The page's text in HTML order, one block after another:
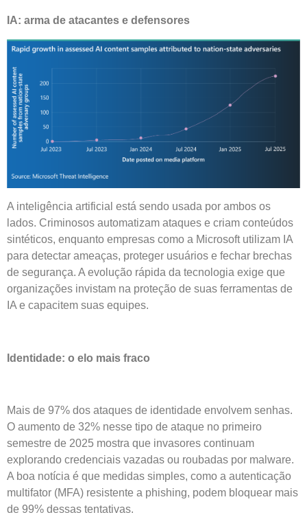
IA: arma de atacantes e defensores
A inteligência artificial está sendo usada por ambos os
lados. Criminosos automatizam ataques e criam conteúdos
sintéticos, enquanto empresas como a Microsoft utilizam IA
para detectar ameaças, proteger usuários e fechar brechas
de segurança. A evolução rápida da tecnologia exige que
organizações invistam na proteção de suas ferramentas de
IA e capacitem suas equipes.
Identidade: o elo mais fraco
Mais de 97% dos ataques de identidade envolvem senhas.
O aumento de 32% nesse tipo de ataque no primeiro
semestre de 2025 mostra que invasores continuam
explorando credenciais vazadas ou roubadas por malware.
A boa notícia é que medidas simples, como a autenticação
multifator (MFA) resistente a phishing, podem bloquear mais
de 99% dessas tentativas.